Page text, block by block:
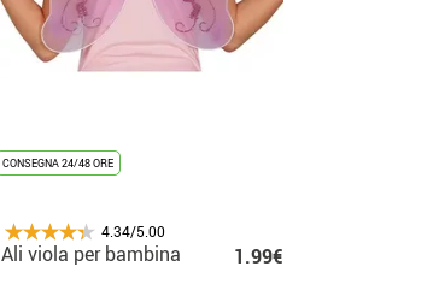
CONSEGNA 24/48 ORE
4.34/5.00
Ali viola per bambina 1.99€